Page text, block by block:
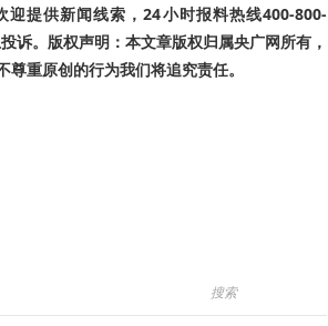
提供新闻线索，24小时报料热线400-800-
诉。版权声明：本文章版权归属央广网所有，
重原创的行为我们将追究责任。